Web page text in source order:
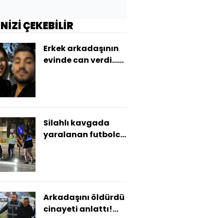
ÇEKEBİLİR
Erkek arkadaşının
evinde can verdi...
Silahlı kavgada
yaralanan futbolcu
Arkadaşını öldürdü
cinayeti anlattı!